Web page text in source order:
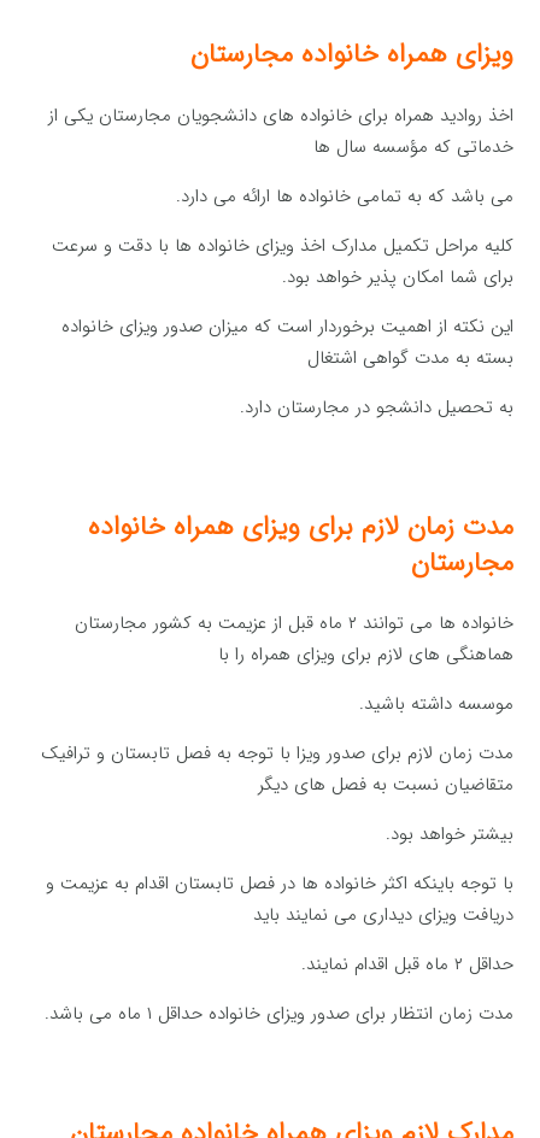
ویزای همراه خانواده مجارستان
اخذ روادید همراه برای خانواده های دانشجویان مجارستان یکی از
خدماتی که مؤسسه سال ها
می باشد که به تمامی خانواده ها ارائه می دارد.
کلیه مراحل تکمیل مدارک اخذ ویزای خانواده ها با دقت و سرعت
برای شما امکان پذیر خواهد بود.
این نکته از اهمیت برخوردار است که میزان صدور ویزای خانواده
بسته به مدت گواهی اشتغال
به تحصیل دانشجو در مجارستان دارد.
مدت زمان لازم برای ویزای همراه خانواده
مجارستان
خانواده ها می توانند ۲ ماه قبل از عزیمت به کشور مجارستان
هماهنگی های لازم برای ویزای همراه را با
موسسه داشته باشید.
مدت زمان لازم برای صدور ویزا با توجه به فصل تابستان و ترافیک
متقاضیان نسبت به فصل های دیگر
بیشتر خواهد بود.
با توجه باینکه اکثر خانواده ها در فصل تابستان اقدام به عزیمت و
دریافت ویزای دیداری می نمایند باید
حداقل ۲ ماه قبل اقدام نمایند.
مدت زمان انتظار برای صدور ویزای خانواده حداقل ۱ ماه می باشد.